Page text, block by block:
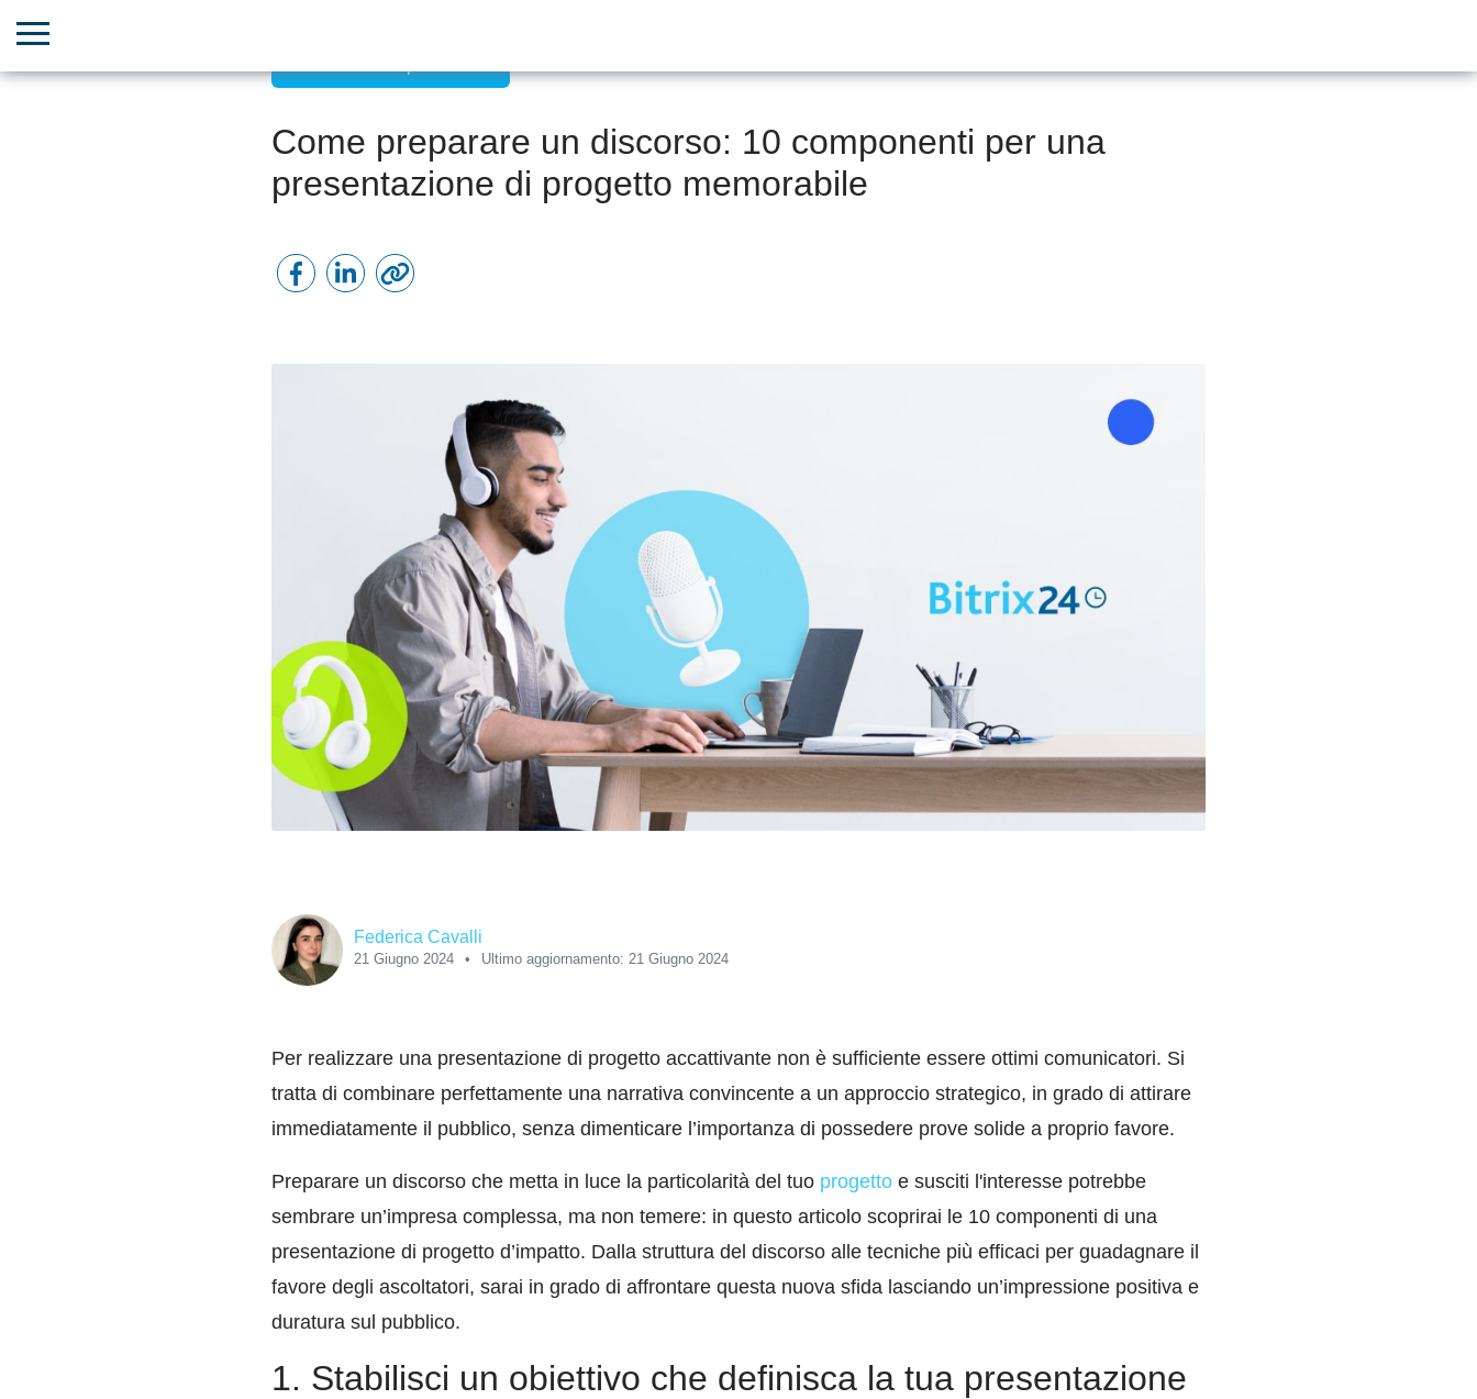
Come preparare un discorso: 10 componenti per una
presentazione di progetto memorabile
Federica Cavalli
21 Giugno 2024 Ultimo aggiornamento: 21 Giugno 2024
Per realizzare una presentazione di progetto accattivante non è sufficiente essere ottimi comunicatori. Si
tratta di combinare perfettamente una narrativa convincente a un approccio strategico, in grado di attirare
immediatamente il pubblico, senza dimenticare l’importanza di possedere prove solide a proprio favore.
Preparare un discorso che metta in luce la particolarità del tuo progetto e susciti l'interesse potrebbe
sembrare un’impresa complessa, ma non temere: in questo articolo scoprirai le 10 componenti di una
presentazione di progetto d’impatto. Dalla struttura del discorso alle tecniche più efficaci per guadagnare il
favore degli ascoltatori, sarai in grado di affrontare questa nuova sfida lasciando un’impressione positiva e
duratura sul pubblico.
1. Stabilisci un obiettivo che definisca la tua presentazione